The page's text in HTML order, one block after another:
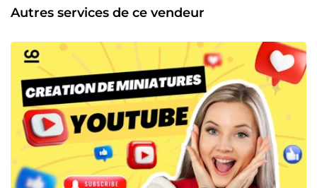
Autres services de ce vendeur